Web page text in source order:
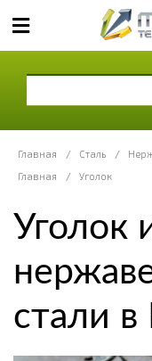
Главная / Сталь /
Главная
/ Уголок
Уголок
стали